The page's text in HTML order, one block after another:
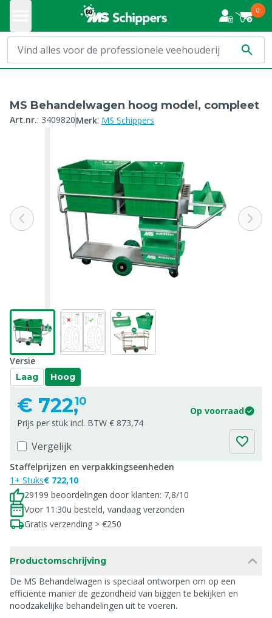
0
MS Behandelwagen hoog model, compleet
Art.nr.: 3409820Merk: MS Schippers
Versie
Laag Hoog
€ 722,10
Op voorraad
Prijs per stuk incl. BTW € 873,74
Vergelijk
Staffelprijzen en verpakkingseenheden
1+ Stuks€ 722,10
29199 beoordelingen door klanten: 7,8/10
Voor 11:30u besteld, vandaag verzonden
Gratis verzending > €250
Productomschrijving
De MS Behandelwagen is speciaal ontworpen om op een
efficiënte manier de gezondheid van biggen te bekijken en
noodzakelijke behandelingen uit te voeren.